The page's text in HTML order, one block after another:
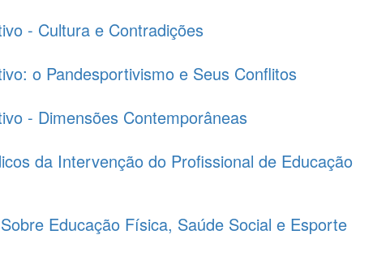
- Cultura e Contradições
o Pandesportivismo e Seus Conflitos
- Dimensões Contemporâneas
da Intervenção do Profissional de Educação
Educação Física, Saúde Social e Esporte